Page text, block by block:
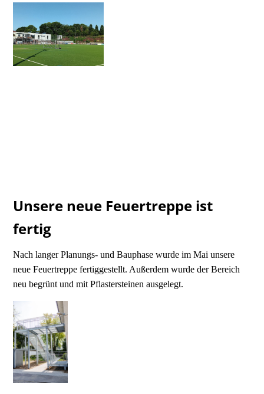
Unsere neue Feuertreppe ist
fertig
Nach langer Planungs- und Bauphase wurde im Mai unsere
neue Feuertreppe fertiggestellt. Außerdem wurde der Bereich
neu begrünt und mit Pflastersteinen ausgelegt.